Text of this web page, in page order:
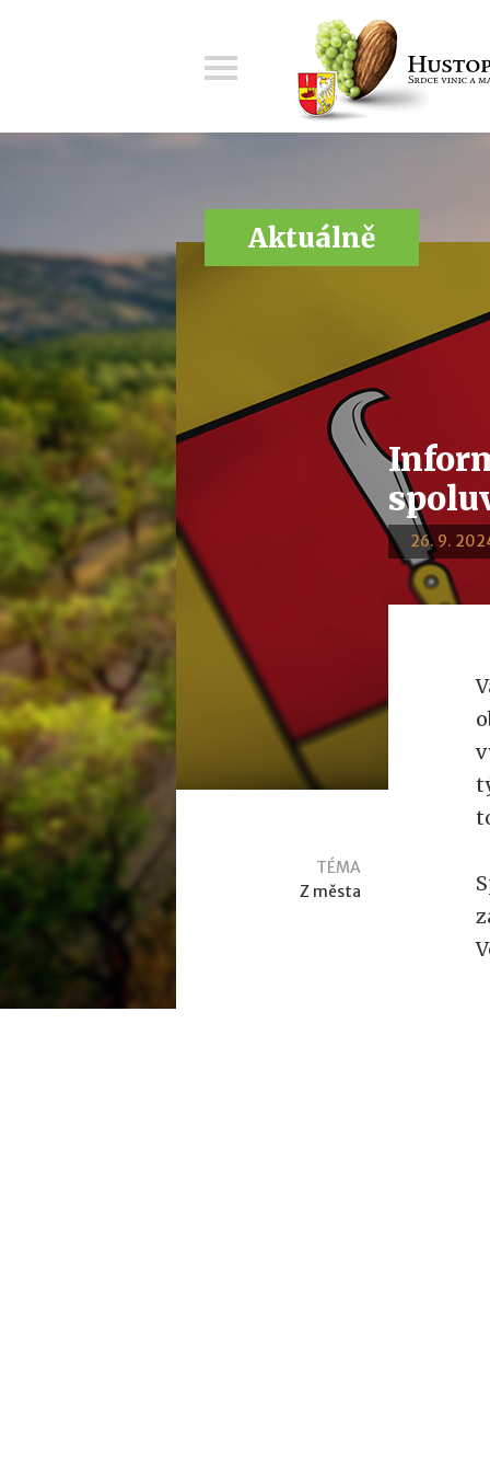
Aktuálně
26. 9.
TÉMA
Z města